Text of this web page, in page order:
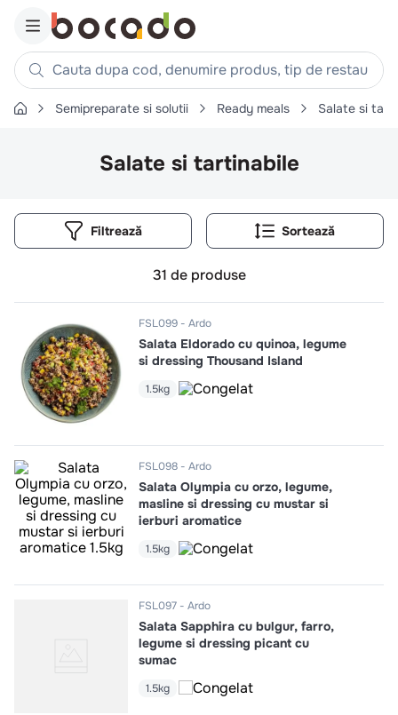
Cauta dupa cod, denumire produs, tip de restaurant,
Căutări populare
chifle
aripi
. ceafa
9. croissant
10.pizza
Semipreparate si solutii Ready meals Salate si
Salate si tartinabile
Filtrează
31 de produse
FSL099 Ardo
Salata Eldorado cu quinoa, legume
si dressing Thousand Island
1.5kg
FSL098 Ardo
Salata Olympia cu orzo, legume,
masline si dressing cu mustar si
ierburi aromatice
1.5kg
FSL097 Ardo
Salata Sapphira cu bulgur, farro,
legume si dressing picant cu
sumac
1.5kg